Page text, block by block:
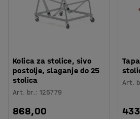
Kolica za stolice, sivo
postolje, slaganje do 25
stolica
Art. br.:125779
868,00
Art.